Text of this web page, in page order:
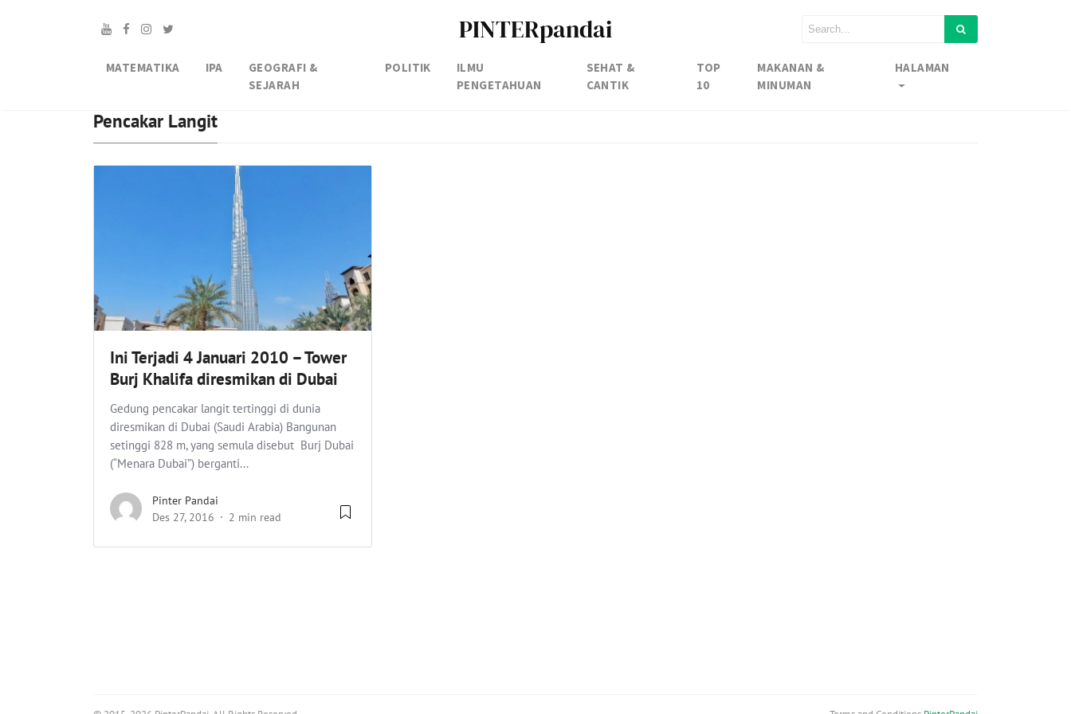
PINTERpandai
MATEMATIKA IPA
GEOGRAFI &
SEJARAH
POLITIK
ILMU
PENGETAHUAN
SEHAT &
CANTIK
TOP
10
MAKANAN &
MINUMAN
HALAMAN
Pencakar Langit
Ini Terjadi 4 Januari 2010 – Tower
Burj Khalifa diresmikan di Dubai
Gedung pencakar langit tertinggi di dunia
diresmikan di Dubai (Saudi Arabia) Bangunan
setinggi 828 m, yang semula disebut Burj Dubai
(“Menara Dubai”) berganti...
Pinter Pandai
Des 27, 2016
2 min read